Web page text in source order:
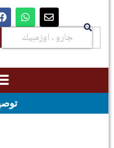
توصيل مجاني بجدة